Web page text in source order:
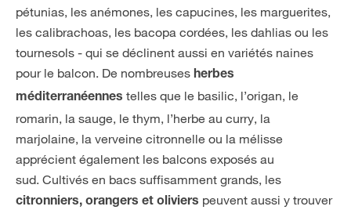
pétunias, les anémones, les capucines, les marguerites,
les calibrachoas, les bacopa cordées, les dahlias ou les
tournesols - qui se déclinent aussi en variétés naines
pour le balcon. De nombreuses herbes
méditerranéennes telles que le basilic, l’origan, le
romarin, la sauge, le thym, l’herbe au curry, la
marjolaine, la verveine citronnelle ou la mélisse
apprécient également les balcons exposés au
sud. Cultivés en bacs suffisamment grands, les
citronniers, orangers et oliviers peuvent aussi y trouver